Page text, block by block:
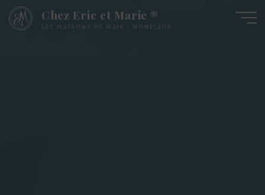
Skip
Chez Eric et Marie ®
LES MAISONS DE MAJE - HONFLEUR